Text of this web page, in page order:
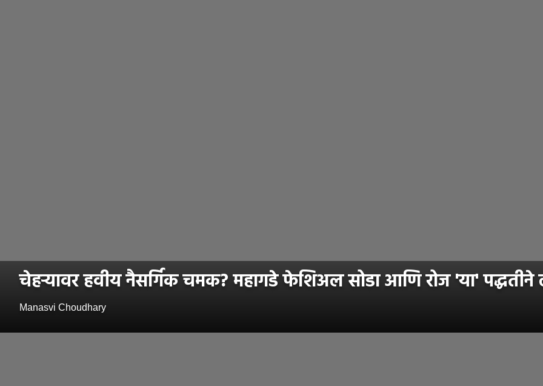
चेहऱ्यावर हवीय नैसर्गिक चमक? महागडे फेशिअल सोडा आणि रोज 'या' पद्धतीने
Manasvi Choudhary